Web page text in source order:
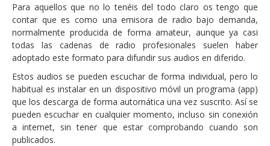
Para aquellos que no lo tenéis del todo claro os tengo que
contar que es como una emisora de radio bajo demanda,
normalmente producida de forma amateur, aunque ya casi
todas las cadenas de radio profesionales suelen haber
adoptado este formato para difundir sus audios en diferido.
Estos audios se pueden escuchar de forma individual, pero lo
habitual es instalar en un dispositivo móvil un programa (app)
que los descarga de forma automática una vez suscrito. Así se
pueden escuchar en cualquier momento, incluso sin conexión
a internet, sin tener que estar comprobando cuando son
publicados.